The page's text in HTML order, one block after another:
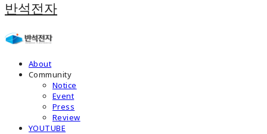
반석전자
About
Community
Notice
Event
Press
Review
YOUTUBE